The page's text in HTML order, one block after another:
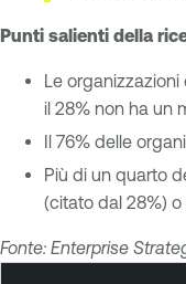
Punti salienti della
Le
il 28% non ha un
Il 76% delle
Più di un quarto
(citato dal 28%)
Fonte: Enterprise